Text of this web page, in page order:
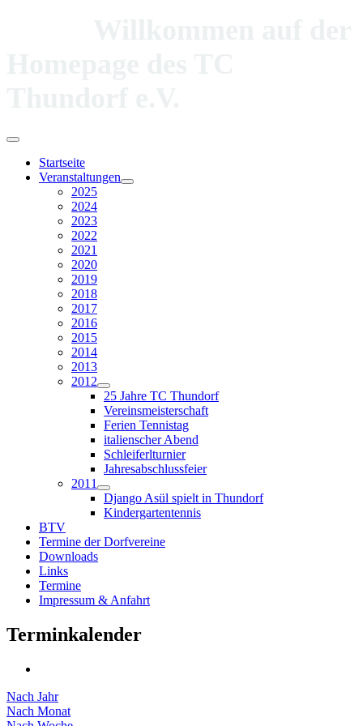
Startseite
Veranstaltungen
2025
2024
2023
2022
2021
2020
2019
2018
2017
2016
2015
2014
2013
2012
25 Jahre TC Thundorf
Vereinsmeisterschaft
Ferien Tennistag
italienscher Abend
Schleiferlturnier
Jahresabschlussfeier
2011
Django Asül spielt in Thundorf
Kindergartentennis
BTV
Termine der Dorfvereine
Downloads
Links
Termine
Impressum & Anfahrt
Terminkalender
Nach Jahr
Nach Monat